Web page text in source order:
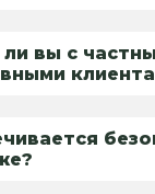
вы с